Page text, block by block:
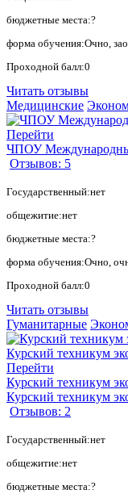
бюджетные места:?
форма обучения:Очно,
Проходной балл:0
Читать отзывы
Медицинские
Перейти
ЧПОУ
Отзывов: 5
Государственный:нет
общежитие:нет
бюджетные места:?
форма обучения:Очно,
Проходной балл:0
Читать отзывы
Гуманитарные
Перейти
Курский техникум
Курский техникум
Отзывов: 2
Государственный:нет
общежитие:нет
бюджетные места:?